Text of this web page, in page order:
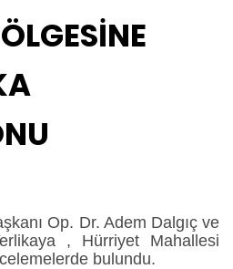
Op. Dr. Adem Dalgıç ve
, Hürriyet Mahallesi
bulundu.